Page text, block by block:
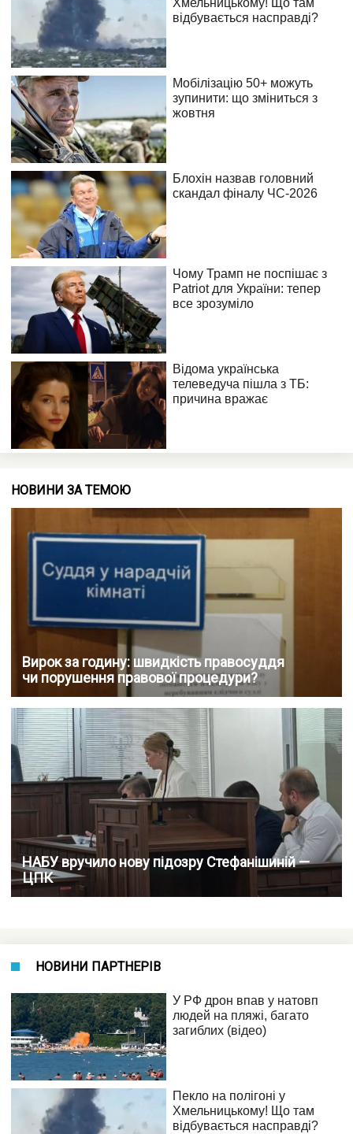
НОВИНИ ЗА ТЕМОЮ
Вирок за годину: швидкість правосуддя
чи порушення правової процедури?
НАБУ вручило нову підозру Стефанішиній —
ЦПК
НОВИНИ ПАРТНЕРІВ